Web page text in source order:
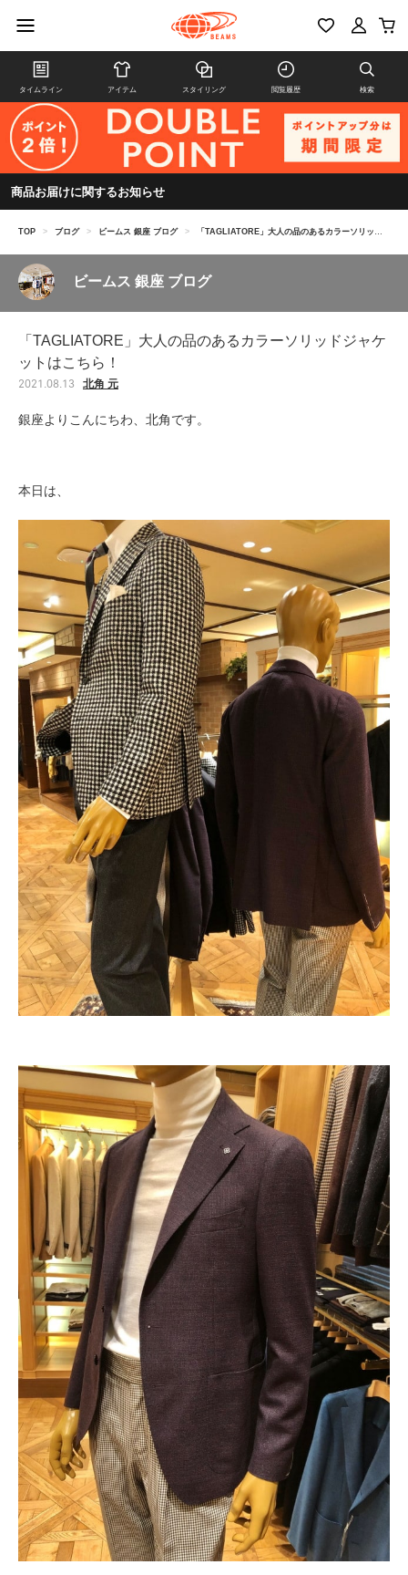
タイムライン アイテム スタイリング 閲覧履歴 検索
商品お届けに関するお知らせ
TOP > ブログ > ビームス 銀座 ブログ > 「TAGLIATORE」大人の品のあるカラーソリッドジャケットはこちら！
ビームス 銀座 ブログ
「TAGLIATORE」大人の品のあるカラーソリッドジャケ
ットはこちら！
2021.08.13 北角 元
銀座よりこんにちわ、北角です。
本日は、